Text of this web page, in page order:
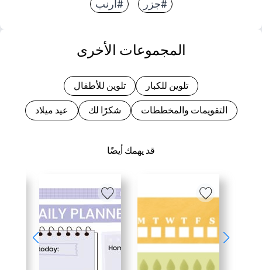
#جزر #أرنب
قد يهمك أيضًا
المجموعات الأخرى
تلوين للكبار تلوين للأطفال
التقويمات والمخططات شكرًا لك عيد ميلاد